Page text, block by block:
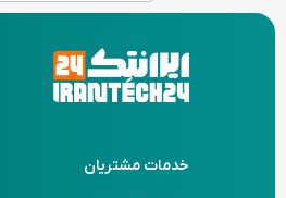
خدمات مشتریان